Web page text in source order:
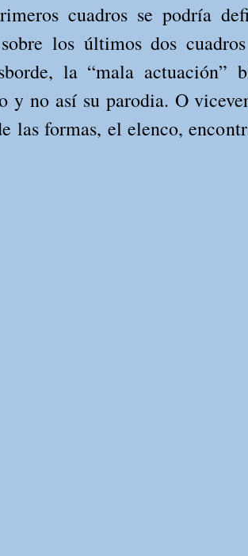
cuadros se podría
los últimos dos
la “mala actuación”
y no así su parodia. O
las formas, el elenco,